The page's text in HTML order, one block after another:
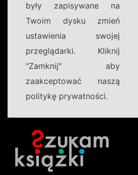
były zapisywane na
Twoim dysku zmień
ustawienia swojej
przeglądarki. Kliknij
"Zamknij" aby
zaakceptować naszą
politykę prywatności.